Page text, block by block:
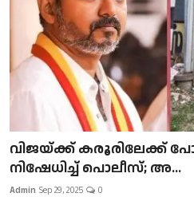
വിജയ്ക്ക് കരൂരിലേക്ക്
നിഷേധിച്ച് പൊലീസ്; അ...
Admin Sep 29, 2025 0